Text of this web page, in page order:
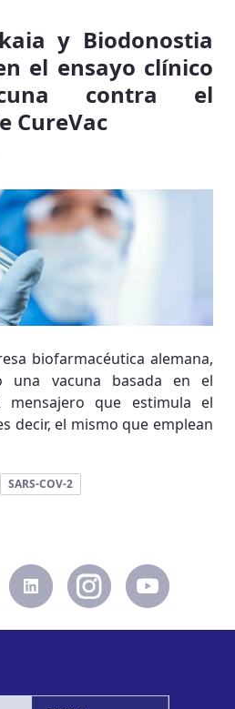
y Biodonostia
el ensayo clínico
contra el
CureVac
biofarmacéutica alemana,
una vacuna basada en el
mensajero que estimula el
decir, el mismo que emplean
SARS-COV-2